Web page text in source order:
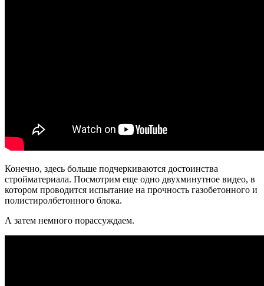
Конечно, здесь больше подчеркиваются достоинства
стройматериала. Посмотрим еще одно двухминутное видео, в
котором проводится испытание на прочность газобетонного и
полистиролбетонного блока.
А затем немного порассуждаем.